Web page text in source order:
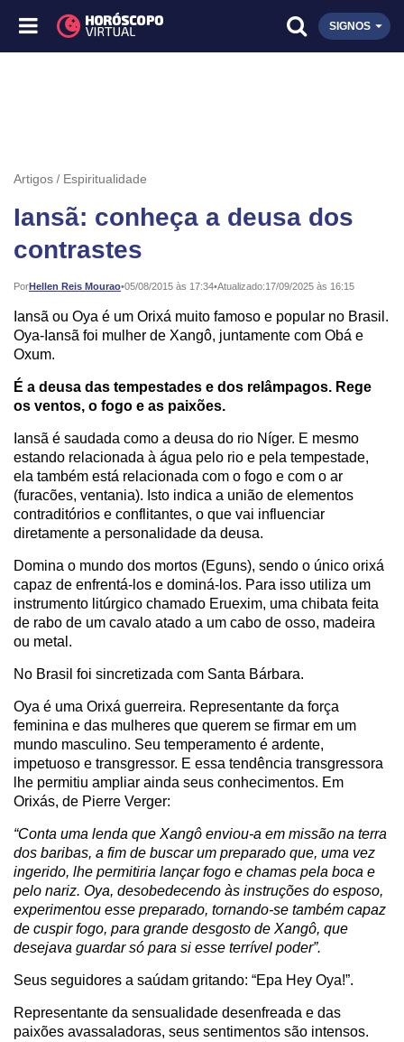
SIGNOS
Artigos Espiritualidade
Iansã: conheça a deusa dos
contrastes
PorHellen Reis Mourao•
Publicado: 05/08/2015 às 17:34•Atualizado:17/09/2025 às 16:15
Iansã ou Oya é um Orixá muito famoso e popular no Brasil.
Oya-Iansã foi mulher de Xangô, juntamente com Obá e
Oxum.
É a deusa das tempestades e dos relâmpagos. Rege
os ventos, o fogo e as paixões.
Iansã é saudada como a deusa do rio Níger. E mesmo
estando relacionada à água pelo rio e pela tempestade,
ela também está relacionada com o fogo e com o ar
(furacões, ventania). Isto indica a união de elementos
contraditórios e conflitantes, o que vai influenciar
diretamente a personalidade da deusa.
Domina o mundo dos mortos (Eguns), sendo o único orixá
capaz de enfrentá-los e dominá-los. Para isso utiliza um
instrumento litúrgico chamado Eruexim, uma chibata feita
de rabo de um cavalo atado a um cabo de osso, madeira
ou metal.
No Brasil foi sincretizada com Santa Bárbara.
Oya é uma Orixá guerreira. Representante da força
feminina e das mulheres que querem se firmar em um
mundo masculino. Seu temperamento é ardente,
impetuoso e transgressor. E essa tendência transgressora
lhe permitiu ampliar ainda seus conhecimentos. Em
Orixás, de Pierre Verger:
“Conta uma lenda que Xangô enviou-a em missão na terra
dos baribas, a fim de buscar um preparado que, uma vez
ingerido, lhe permitiria lançar fogo e chamas pela boca e
pelo nariz. Oya, desobedecendo às instruções do esposo,
experimentou esse preparado, tornando-se também capaz
de cuspir fogo, para grande desgosto de Xangô, que
desejava guardar só para si esse terrível poder”.
Seus seguidores a saúdam gritando: “Epa Hey Oya!”.
Representante da sensualidade desenfreada e das
paixões avassaladoras, seus sentimentos são intensos.